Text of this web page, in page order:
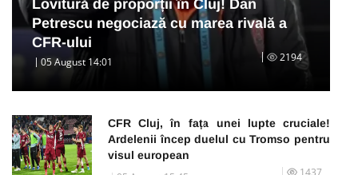
Lovitură de proporții în Cluj! Dan
Petrescu negociază cu marea rivală a
CFR-ului
05 August 14:01 2194
CFR Cluj, în fața unei lupte cruciale!
Ardelenii încep duelul cu Tromso pentru
visul european
1437